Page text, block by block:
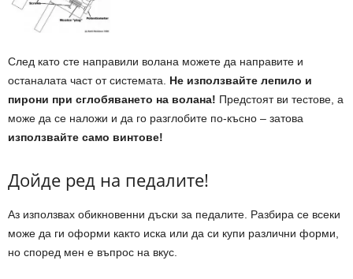
След като сте направили волана можете да направите и
останалата част от системата. Не използвайте лепило и
пирони при сглобяването на волана! Предстоят ви тестове, а
може да се наложи и да го разглобите по-късно – затова
използвайте само винтове!
Дойде ред на педалите!
Аз използвах обикновенни дъски за педалите. Разбира се всеки
може да ги оформи както иска или да си купи различни форми,
но според мен е въпрос на вкус.